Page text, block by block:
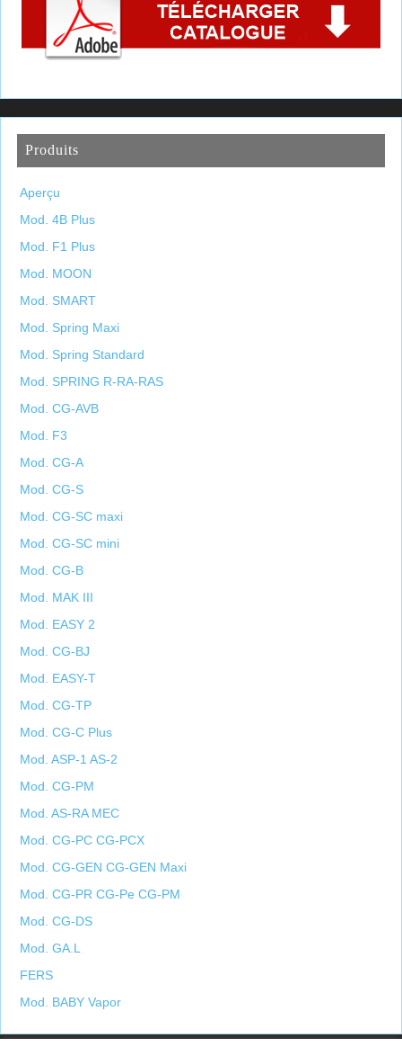
Produits
Aperçu
Mod. 4B Plus
Mod. F1 Plus
Mod. MOON
Mod. SMART
Mod. Spring Maxi
Mod. Spring Standard
Mod. SPRING R-RA-RAS
Mod. CG-AVB
Mod. F3
Mod. CG-A
Mod. CG-S
Mod. CG-SC maxi
Mod. CG-SC mini
Mod. CG-B
Mod. MAK III
Mod. EASY 2
Mod. CG-BJ
Mod. EASY-T
Mod. CG-TP
Mod. CG-C Plus
Mod. ASP-1 AS-2
Mod. CG-PM
Mod. AS-RA MEC
Mod. CG-PC CG-PCX
Mod. CG-GEN CG-GEN Maxi
Mod. CG-PR CG-Pe CG-PM
Mod. CG-DS
Mod. GA.L
FERS
Mod. BABY Vapor